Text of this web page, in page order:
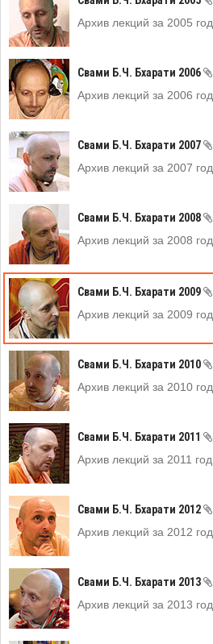
Архив лекций за 2005 год
Свами Б.Ч. Бхарати 2006
Архив лекций за 2006 год
Свами Б.Ч. Бхарати 2007
Архив лекций за 2007 год
Свами Б.Ч. Бхарати 2008
Архив лекций за 2008 год
Свами Б.Ч. Бхарати 2009
Архив лекций за 2009 год
Свами Б.Ч. Бхарати 2010
Архив лекций за 2010 год
Свами Б.Ч. Бхарати 2011
Архив лекций за 2011 год
Свами Б.Ч. Бхарати 2012
Архив лекций за 2012 год
Свами Б.Ч. Бхарати 2013
Архив лекций за 2013 год